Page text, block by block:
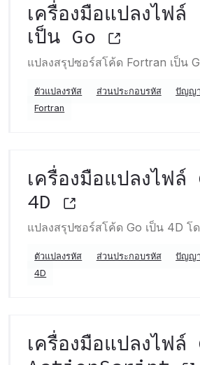
เครื่องมือแปลงไฟ
เป็น Go
แปลงสรุปซอร์สโค้ด Fortran เป็น
ตัวแปลงรหัส ส่วนประกอบรหัส ปัญญ
Fortran
เครื่องมือแปลงไฟล์
4D
แปลงสรุปซอร์สโค้ด Go เป็น 4D โ
ตัวแปลงรหัส ส่วนประกอบรหัส ปัญญ
4D
เครื่องมือแปลงไฟล์